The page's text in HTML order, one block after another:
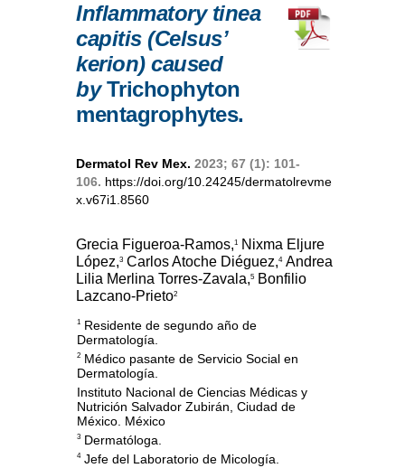
Inflammatory tinea
capitis (Celsus’
kerion) caused
byTrichophyton
mentagrophytes.
Dermatol Rev Mex. 2023; 67 (1): 101-
106. https://doi.org/10.24245/dermatolrevme
x.v67i1.8560
Grecia Figueroa-Ramos,1
Nixma Eljure
López,3 Carlos Atoche Diéguez,4Andrea
Lilia Merlina Torres-Zavala,5
Bonfilio
Lazcano-Prieto2
1 Residente de segundo año de
Dermatología.
2 Médico pasante de Servicio Social en
Dermatología.
Instituto Nacional de Ciencias Médicas y
Nutrición Salvador Zubirán, Ciudad de
México. México
3 Dermatóloga.
4Jefe del Laboratorio de Micología.